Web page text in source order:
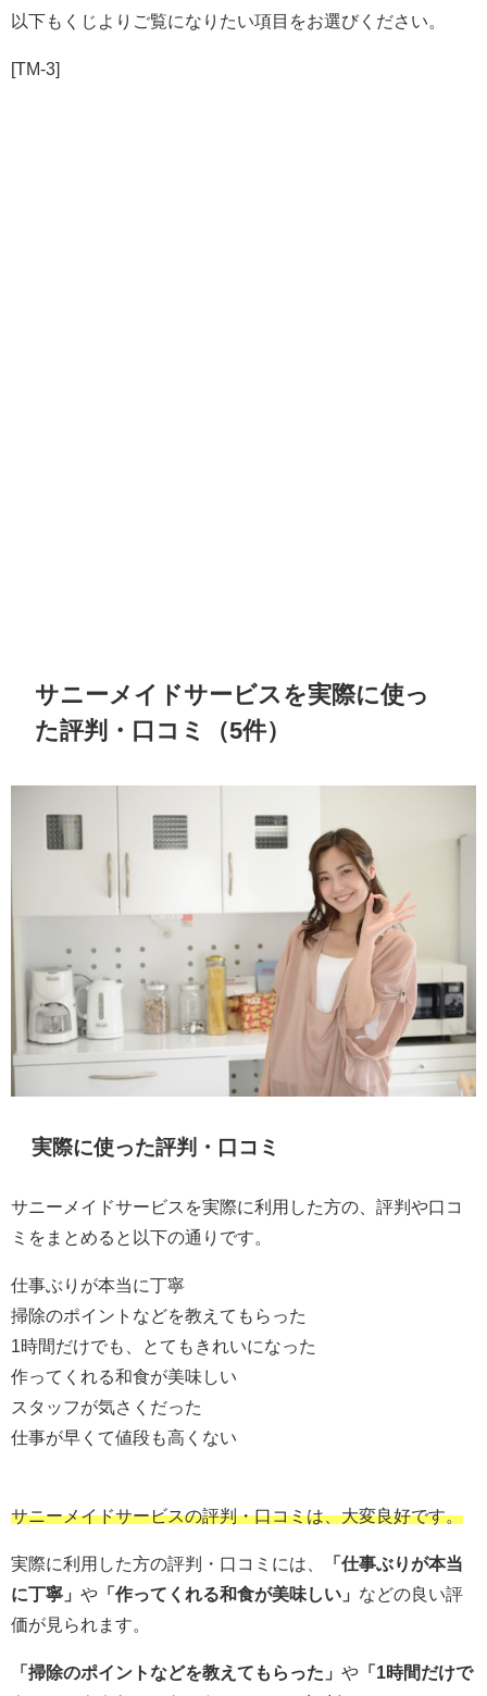
以下もくじよりご覧になりたい項目をお選びください。
[TM-3]
サニーメイドサービスを実際に使っ
た評判・口コミ（5件）
実際に使った評判・口コミ
サニーメイドサービスを実際に利用した方の、評判や口コ
ミをまとめると以下の通りです。
仕事ぶりが本当に丁寧
掃除のポイントなどを教えてもらった
1時間だけでも、とてもきれいになった
作ってくれる和食が美味しい
スタッフが気さくだった
仕事が早くて値段も高くない
サニーメイドサービスの評判・口コミは、大変良好です。
実際に利用した方の評判・口コミには、
「仕事ぶりが本当
に丁寧」 や 「作ってくれる和食が美味しい」 などの良い評
価が見られます。
「掃除のポイントなどを教えてもらった」 や 「1時間だけで